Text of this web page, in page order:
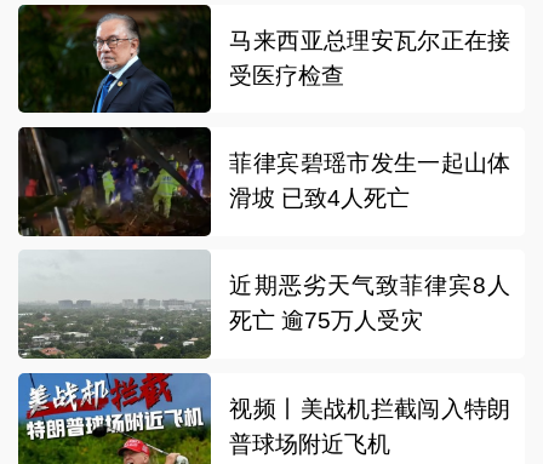
马来西亚总理安瓦尔正在接
受医疗检查
菲律宾碧瑶市发生一起山体
滑坡 已致4人死亡
近期恶劣天气致菲律宾8人
死亡 逾75万人受灾
视频丨美战机拦截闯入特朗
普球场附近飞机